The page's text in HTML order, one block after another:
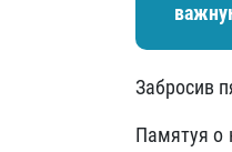
Забросив
Памятуя о